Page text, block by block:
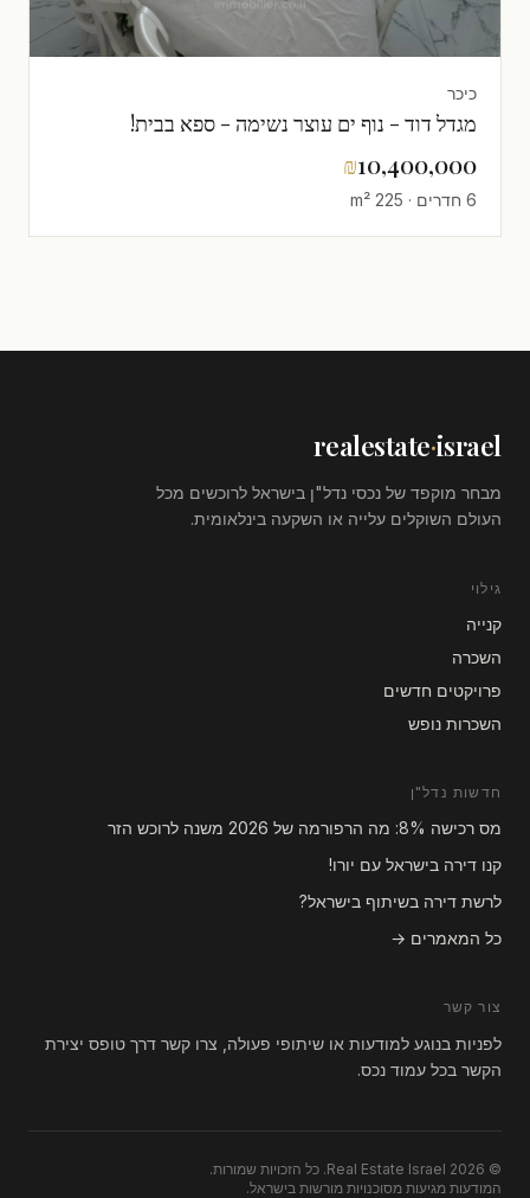
כיכר
מגדל דוד - נוף ים עוצר נשימה - ספא בבית!
₪10,400,000
6 חדרים · 225 m²
realestate·israel
מבחר מוקפד של נכסי נדל"ן בישראל לרוכשים מכל
העולם השוקלים עלייה או השקעה בינלאומית.
גילוי
קנייה
השכרה
פרויקטים חדשים
השכרות נופש
חדשות נדל"ן
מס רכישה 8%: מה הרפורמה של 2026 משנה לרוכש הזר
קנו דירה בישראל עם יורו!
לרשת דירה בשיתוף בישראל?
כל המאמרים →
צור קשר
לפניות בנוגע למודעות או שיתופי פעולה, צרו קשר דרך טופס יצירת
הקשר בכל עמוד נכס.
© 2026 Real Estate Israel. כל הזכויות שמורות.
המודעות מגיעות מסוכנויות מורשות בישראל.